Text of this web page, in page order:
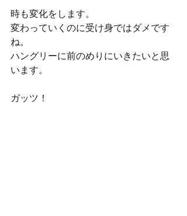
時も変化をします。
変わっていくのに受け身ではダメです
ね。
ハングリーに前のめりにいきたいと思
います。
ガッツ！